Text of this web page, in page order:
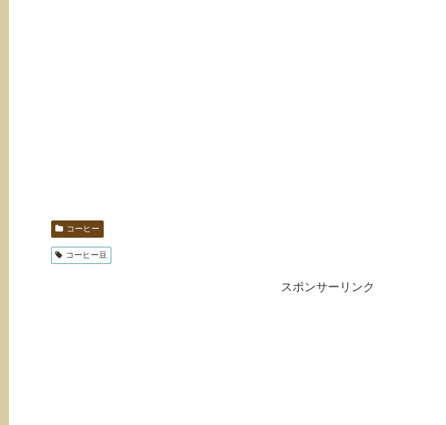
コーヒー
コーヒー豆
スポンサーリンク